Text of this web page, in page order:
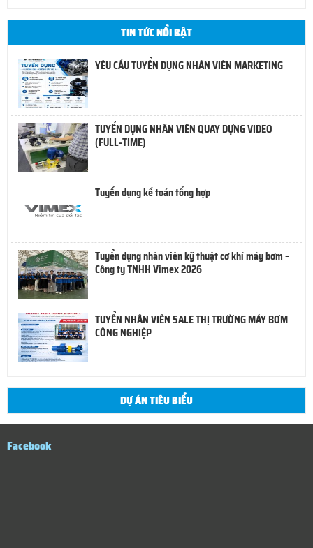
TIN TỨC NỔI BẬT
YÊU CẦU TUYỂN DỤNG NHÂN VIÊN MARKETING
TUYỂN DỤNG NHÂN VIÊN QUAY DỰNG VIDEO
(FULL-TIME)
Tuyển dụng kế toán tổng hợp
Tuyển dụng nhân viên kỹ thuật cơ khí máy bơm –
Công ty TNHH Vimex 2026
TUYỂN NHÂN VIÊN SALE THỊ TRƯỜNG MÁY BƠM
CÔNG NGHIỆP
DỰ ÁN TIÊU BIỂU
Facebook